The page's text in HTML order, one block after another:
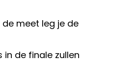
meet leg je de
de finale zullen